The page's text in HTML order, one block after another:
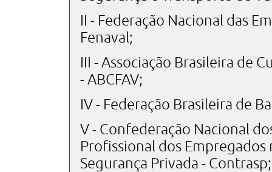
II - Federação Nacional das
Fenaval;
III - Associação Brasileira de
- ABCFAV;
IV - Federação Brasileira de
V - Confederação Nacional
Profissional dos Empregados
Segurança Privada -